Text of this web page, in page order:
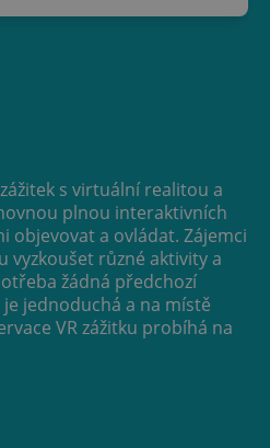
s virtuální realitou a
plnou interaktivních
objevovat a ovládat. Zájemci
vyzkoušet různé aktivity a
žádná předchozí
jednoduchá a na místě
VR zážitku probíhá na